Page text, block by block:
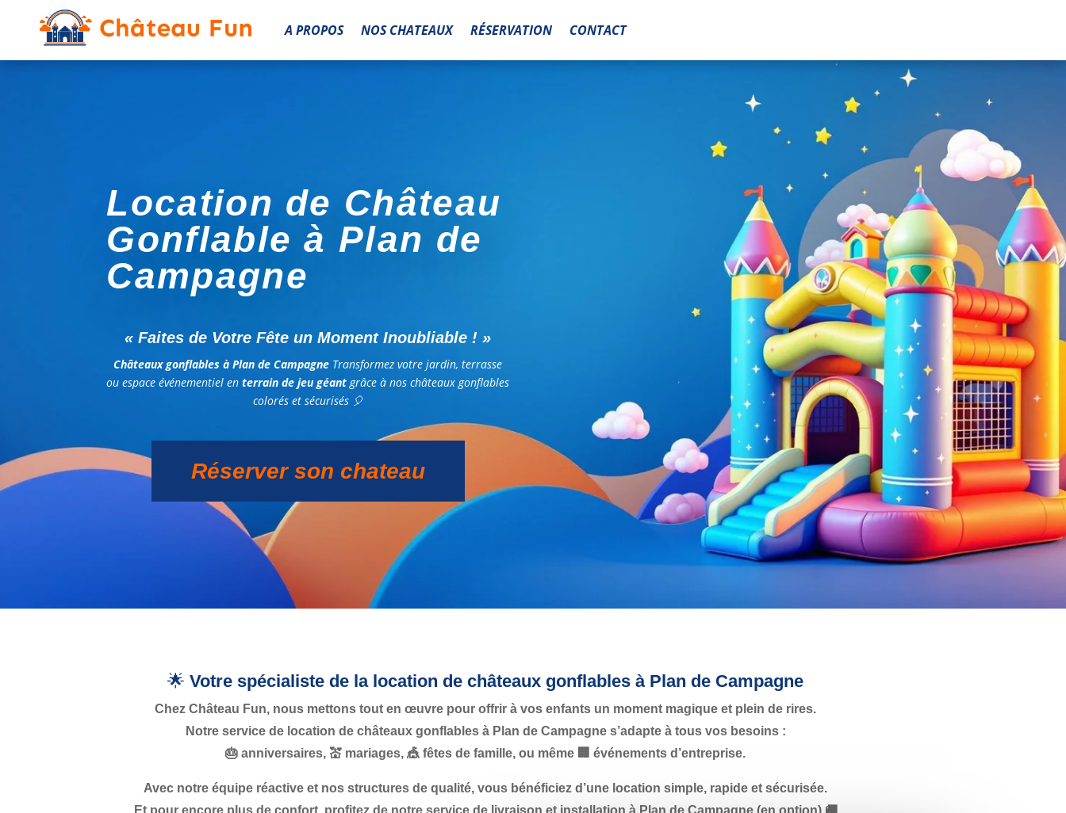
A PROPOS NOS CHATEAUX RÉSERVATION CONTACT
Location de Château
Gonflable à Plan de
Campagne
« Faites de Votre Fête un Moment Inoubliable ! »
Châteaux gonflables à Plan de Campagne Transformez votre jardin, terrasse
ou espace événementiel enterrain de jeu géantgrâce à nos châteaux gonflables
colorés et sécurisés 🎈
Réserver son chateau
🌟 Votre spécialiste de la location de châteaux gonflables à Plan de Campagne
Chez Château Fun, nous mettons tout en œuvre pour offrir à vos enfants un moment magique et plein de rires.
Notre service de location de châteaux gonflables à Plan de Campagnes’adapte à tous vos besoins :
🎂 anniversaires, 💒 mariages, 🎪 fêtes de famille, ou même 🏢 événements d’entreprise.
Avec notre équipe réactive et nos structures de qualité, vous bénéficiez d’une location simple, rapide et sécurisée.
Et pour encore plus de confort, profitez de notre service de livraison et installation à Plan de Campagne(en option) 🚚